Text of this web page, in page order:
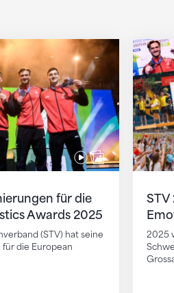
für die
Awards 2025
(STV) hat seine
die European
für die European
STV
2025
STV